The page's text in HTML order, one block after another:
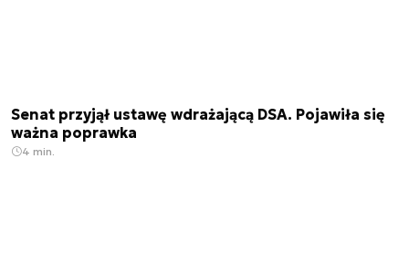
Senat przyjął ustawę wdrażającą DSA. Pojawiła się
ważna poprawka
4 min.